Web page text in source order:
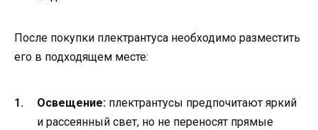
После покупки плектрантуса необходимо разместить
его в подходящем месте:
Освещение: плектрантусы предпочитают яркий
и рассеянный свет, но не переносят прямые